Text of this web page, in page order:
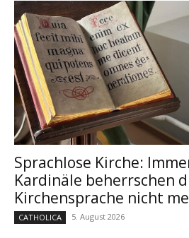
Sprachlose Kirche:
Kardinäle beherrschen
Kirchensprache nicht
CATHOLICA 5. August 2026